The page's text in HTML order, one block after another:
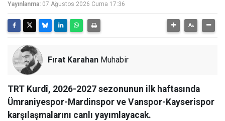
Yayınlanma: 07 Ağustos 2026 Cuma 17:36
Fırat Karahan Muhabir
TRT Kurdî, 2026-2027 sezonunun ilk haftasında
Ümraniyespor-Mardinspor ve Vanspor-Kayserispor
karşılaşmalarını canlı yayımlayacak.